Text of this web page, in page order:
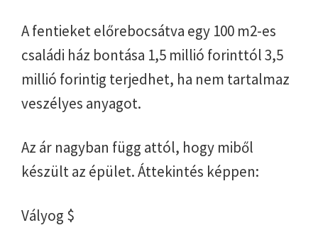
A fentieket előrebocsátva egy 100 m2-es
családi ház bontása 1,5 millió forinttól 3,5
millió forintig terjedhet, ha nem tartalmaz
veszélyes anyagot.
Az ár nagyban függ attól, hogy miből
készült az épület. Áttekintés képpen:
Vályog $